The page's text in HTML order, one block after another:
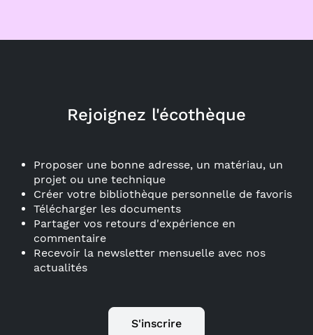
Rejoignez l'écothèque
Proposer une bonne adresse, un matériau, un
projet ou une technique
Créer votre bibliothèque personnelle de favoris
Télécharger les documents
Partager vos retours d'expérience en
commentaire
Recevoir la newsletter mensuelle avec nos
actualités
S'inscrire